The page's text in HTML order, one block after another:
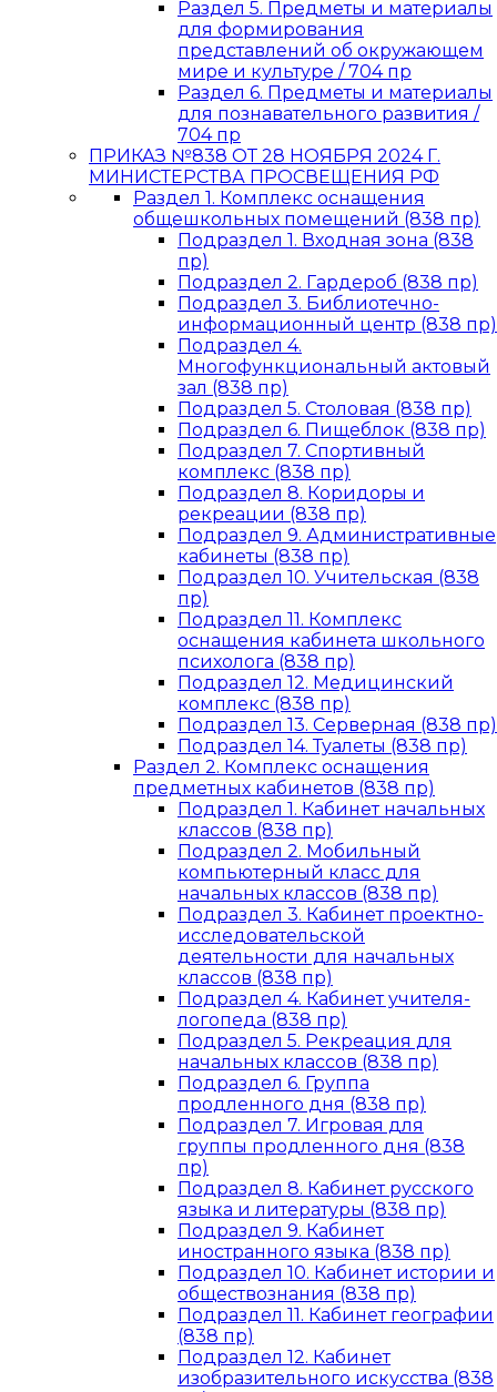
Раздел 5. Предметы и материалы
для формирования
представлений об окружающем
мире и культуре / 704 пр
Раздел 6. Предметы и материалы
для познавательного развития /
704 пр
ПРИКАЗ №838 ОТ 28 НОЯБРЯ 2024 Г.
МИНИСТЕРСТВА ПРОСВЕЩЕНИЯ РФ
Раздел 1. Комплекс оснащения
общешкольных помещений (838 пр)
Подраздел 1. Входная зона (838
пр)
Подраздел 2. Гардероб (838 пр)
Подраздел 3. Библиотечно-
информационный центр (838 пр)
Подраздел 4.
Многофункциональный актовый
зал (838 пр)
Подраздел 5. Столовая (838 пр)
Подраздел 6. Пищеблок (838 пр)
Подраздел 7. Спортивный
комплекс (838 пр)
Подраздел 8. Коридоры и
рекреации (838 пр)
Подраздел 9. Административные
кабинеты (838 пр)
Подраздел 10. Учительская (838
пр)
Подраздел 11. Комплекс
оснащения кабинета школьного
психолога (838 пр)
Подраздел 12. Медицинский
комплекс (838 пр)
Подраздел 13. Серверная (838 пр)
Подраздел 14. Туалеты (838 пр)
Раздел 2. Комплекс оснащения
предметных кабинетов (838 пр)
Подраздел 1. Кабинет начальных
классов (838 пр)
Подраздел 2. Мобильный
компьютерный класс для
начальных классов (838 пр)
Подраздел 3. Кабинет проектно-
исследовательской
деятельности для начальных
классов (838 пр)
Подраздел 4. Кабинет учителя-
логопеда (838 пр)
Подраздел 5. Рекреация для
начальных классов (838 пр)
Подраздел 6. Группа
продленного дня (838 пр)
Подраздел 7. Игровая для
группы продленного дня (838
пр)
Подраздел 8. Кабинет русского
языка и литературы (838 пр)
Подраздел 9. Кабинет
иностранного языка (838 пр)
Подраздел 10. Кабинет истории и
обществознания (838 пр)
Подраздел 11. Кабинет географии
(838 пр)
Подраздел 12. Кабинет
изобразительного искусства (838